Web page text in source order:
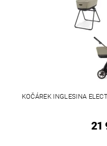
KOČÁREK INGLESINA
21